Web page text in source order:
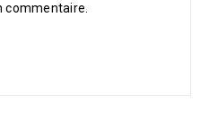
commentaire.